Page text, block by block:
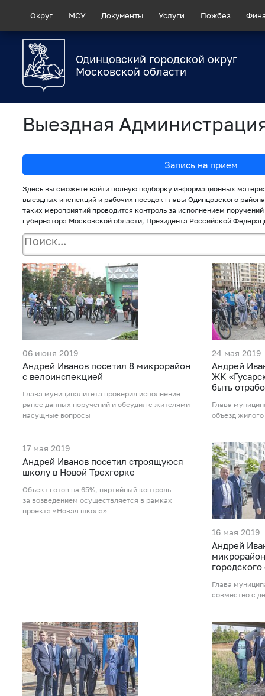
Округ МСУ Документы Услуги Пожбез
Одинцовский городской округ
Московской области
Выездная
Запись на прием
Здесь вы сможете найти полную подборку информационных
выездных инспекций и рабочих поездок главы Одинцовского
таких мероприятий проводится контроль за исполнением
губернатора Московской области, Президента Российской
06 июня 2019
Андрей Иванов посетил 8 микрорайон
с велоинспекцией
Глава муниципалитета проверил исполнение
ранее данных поручений и обсудил с жителями
насущные вопросы
24 мая 2019
Андрей
ЖК
быть
Глава
объезд
17 мая 2019
Андрей Иванов посетил строящуюся
школу в Новой Трехгорке
Объект готов на 65%, партийный контроль
за возведением осуществляется в рамках
проекта «Новая школа»
16 мая 2019
Андрей
городского
Глава
совместно с